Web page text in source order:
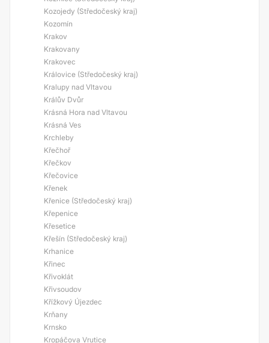
Kozojedy (Středočeský kraj)
Kozomín
Krakov
Krakovany
Krakovec
Královice (Středočeský kraj)
Kralupy nad Vltavou
Králův Dvůr
Krásná Hora nad Vltavou
Krásná Ves
Krchleby
Křečhoř
Křečkov
Křečovice
Křenek
Křenice (Středočeský kraj)
Křepenice
Křesetice
Křešín (Středočeský kraj)
Krhanice
Křinec
Křivoklát
Křivsoudov
Křížkový Újezdec
Krňany
Krnsko
Kropáčova Vrutice